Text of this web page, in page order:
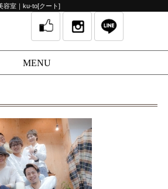
容室｜ku-to[クート]
MENU